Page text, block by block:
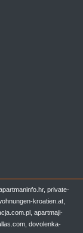
private-
kroatien.at,
apartmaji-
dovolenka-